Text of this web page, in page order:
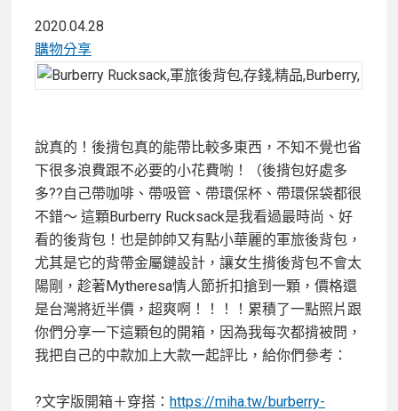
2020.04.28
購物分享
說真的！後揹包真的能帶比較多東西，不知不覺也省
下很多浪費跟不必要的小花費喲！（後揹包好處多
多??自己帶咖啡、帶吸管、帶環保杯、帶環保袋都很
不錯～ 這顆Burberry Rucksack是我看過最時尚、好
看的後背包！也是帥帥又有點小華麗的軍旅後背包，
尤其是它的背帶金屬鏈設計，讓女生揹後背包不會太
陽剛，趁著Mytheresa情人節折扣搶到一顆，價格還
是台灣將近半價，超爽啊！！！！累積了一點照片跟
你們分享一下這顆包的開箱，因為我每次都揹被問，
我把自己的中款加上大款一起評比，給你們參考：
?文字版開箱＋穿搭： https://miha.tw/burberry-